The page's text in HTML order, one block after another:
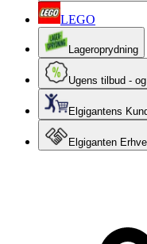
LEGO
Lageroprydning
Ugens tilbud -
Elgigantens
Elgiganten